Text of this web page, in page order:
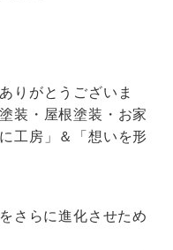
りがとうございま
装・屋根塗装・お家
工房」＆「想いを形
さらに進化させため